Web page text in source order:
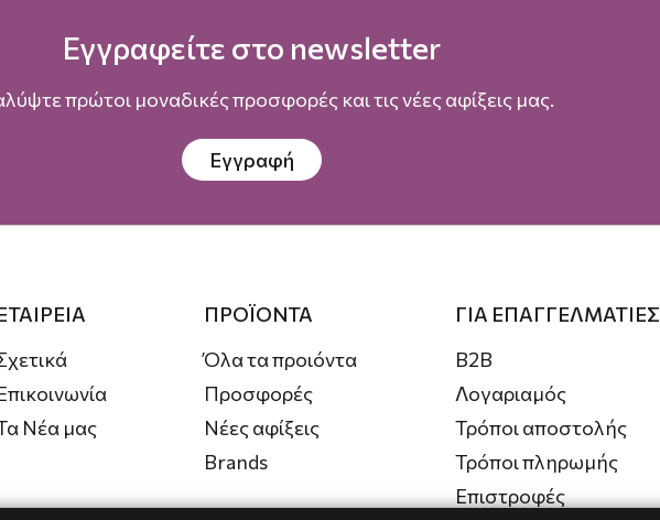
Εγγραφείτε στο newsletter
πρώτοι μοναδικές προσφορές και τις νέες αφίξεις μας.
Εγγραφή
Νέα μας
ΠΡΟΪΟΝΤΑ
Όλα τα προιόντα
Προσφορές
Νέες αφίξεις
Brands
ΓΙΑ ΕΠΑΓΓΕΛΜΑΤΙΕΣ
B2B
Λογαριαμός
Τρόποι αποστολής
Τρόποι πληρωμής
Επιστροφές